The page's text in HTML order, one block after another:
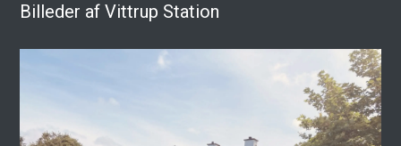
Billeder af Vittrup Station